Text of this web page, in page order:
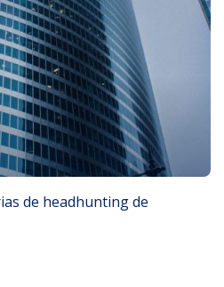
de headhunting de